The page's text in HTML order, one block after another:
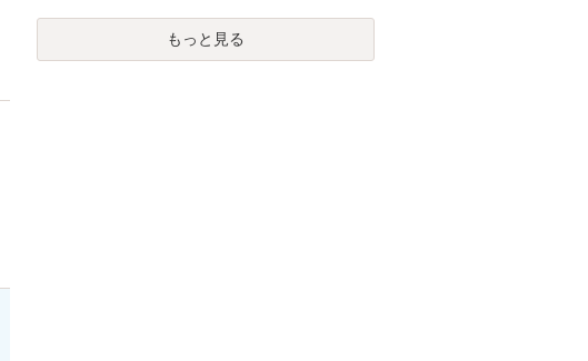
もっと見る